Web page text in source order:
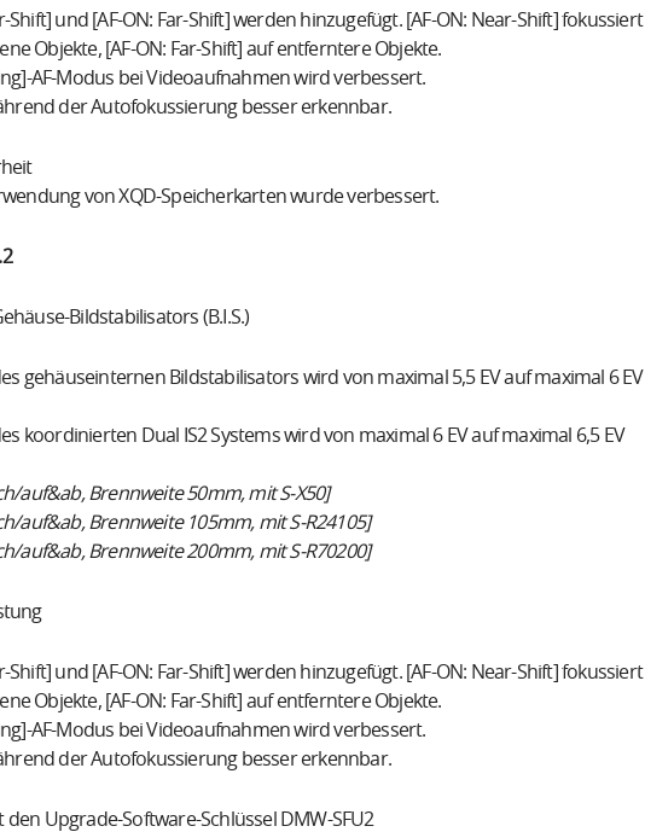
Shift] und [AF-ON: Far-Shift] werden hinzugefügt. [AF-ON: Near-Shift] fokussiert
Objekte, [AF-ON: Far-Shift] auf entferntere Objekte.
AF-Modus bei Videoaufnahmen wird verbessert.
der Autofokussierung besser erkennbar.
von XQD-Speicherkarten wurde verbessert.
Bildstabilisators (B.I.S.)
gehäuseinternen Bildstabilisators wird von maximal 5,5 EV auf maximal 6 EV
koordinierten Dual IS2 Systems wird von maximal 6 EV auf maximal 6,5 EV
auf&ab, Brennweite 50mm, mit S-X50]
auf&ab, Brennweite 105mm, mit S-R24105]
auf&ab, Brennweite 200mm, mit S-R70200]
Shift] und [AF-ON: Far-Shift] werden hinzugefügt. [AF-ON: Near-Shift] fokussiert
Objekte, [AF-ON: Far-Shift] auf entferntere Objekte.
AF-Modus bei Videoaufnahmen wird verbessert.
der Autofokussierung besser erkennbar.
Upgrade-Software-Schlüssel DMW-SFU2